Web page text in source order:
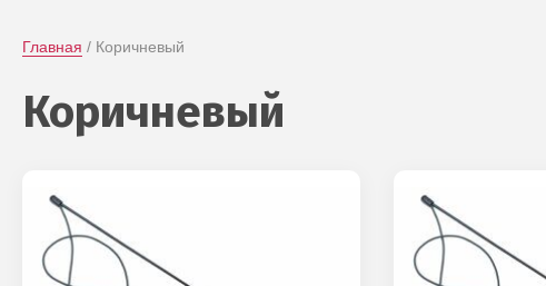
Главная / Коричневый
Коричневый